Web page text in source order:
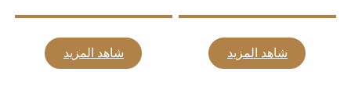
شاهد المزيد شاهد المزيد